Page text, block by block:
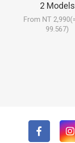
2 Models
From NT
99.567)